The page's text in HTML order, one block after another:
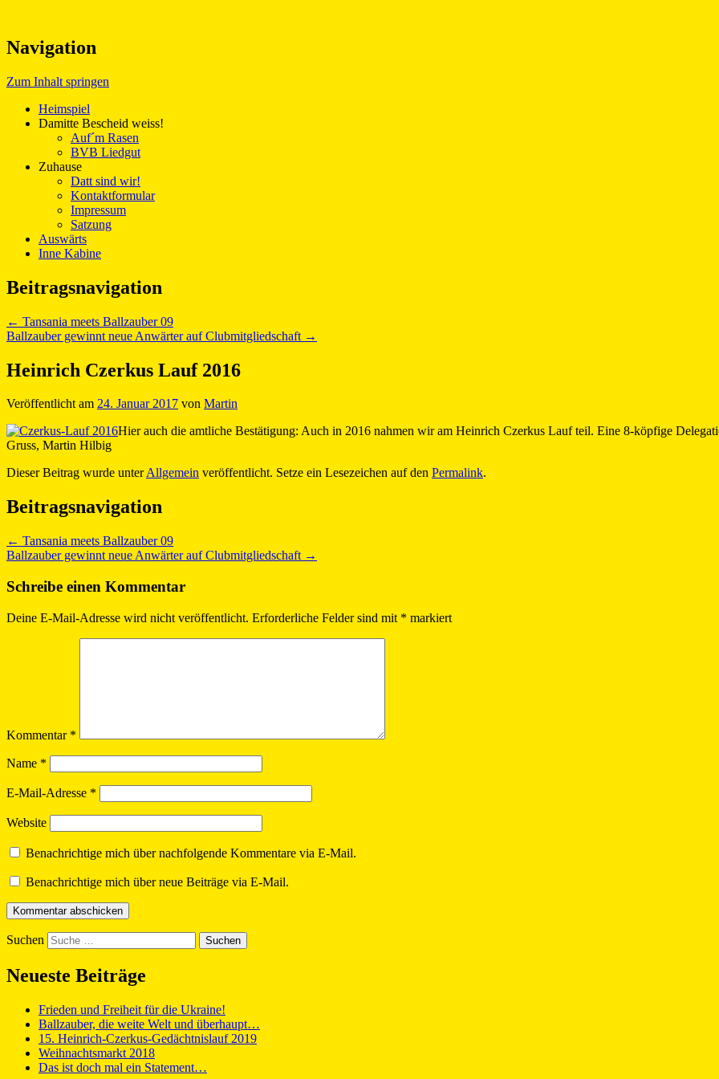
Ballzauber 09
Fanclub des BVB 09
Navigation
Zum Inhalt springen
Heimspiel
Damitte Bescheid weiss!
Auf´m Rasen
BVB Liedgut
Zuhause
Datt sind wir!
Kontaktformular
Impressum
Satzung
Auswärts
Inne Kabine
Beitragsnavigation
← Tansania meets Ballzauber 09
Ballzauber gewinnt neue Anwärter auf Clubmitgliedschaft →
Heinrich Czerkus Lauf 2016
Veröffentlicht am 24. Januar 2017 von Martin
Hier auch die amtliche Bestätigung: Auch in 2016 nahmen wir am Heinrich Czerkus Lauf teil. Eine 8-köpfige
Gruss, Martin Hilbig
Dieser Beitrag wurde unterAllgemein veröffentlicht. Setze ein Lesezeichen auf den Permalink.
Beitragsnavigation
← Tansania meets Ballzauber 09
Ballzauber gewinnt neue Anwärter auf Clubmitgliedschaft →
Schreibe einen Kommentar
Deine E-Mail-Adresse wird nicht veröffentlicht. Erforderliche Felder sind mit * markiert
Kommentar *
Name *
E-Mail-Adresse *
Website
Benachrichtige mich über nachfolgende Kommentare via E-Mail.
Benachrichtige mich über neue Beiträge via E-Mail.
Suchen
Neueste Beiträge
Frieden und Freiheit für die Ukraine!
Ballzauber, die weite Welt und überhaupt…
15. Heinrich-Czerkus-Gedächtnislauf 2019
Weihnachtsmarkt 2018
Das ist doch mal ein Statement…